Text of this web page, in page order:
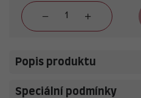
Popis produktu
Speciální podmínky